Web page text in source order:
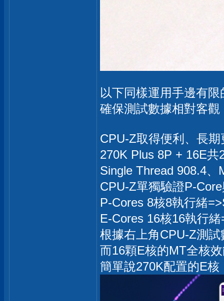
以下同樣運用手邊有
確保測試數據相對客
CPU-Z取得便利、長
270K Plus 8P + 16E共
Single Thread 908.4
CPU-Z單獨驗證P-
P-Cores 8核8執行緒
E-Cores 16核16執行
根據右上角CPU-Z測
而16顆E核的MT全核
簡單說270K配置的E